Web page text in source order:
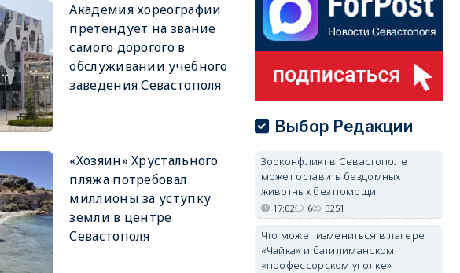
Академия хореографии
претендует на звание
самого дорогого в
обслуживании учебного
заведения Севастополя
«Хозяин» Хрустального
пляжа потребовал
миллионы за уступку
земли в центре
Севастополя
Выбор Редакции
Зооконфликт в Севастополе
может оставить бездомных
животных без помощи
17:02 6 3251
Что может измениться в лагере
«Чайка» и батилиманском
«профессорском уголке»